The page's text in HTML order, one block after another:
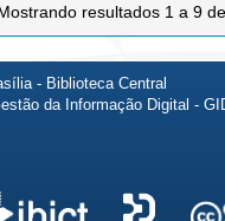
resultados 1 a 9
- Biblioteca Central
da Informação Digital -